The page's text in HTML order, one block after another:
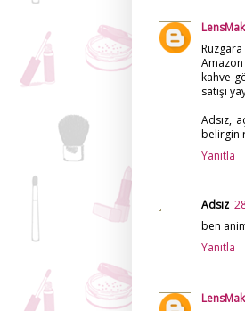
kahve
satışı
Adsız,
belirgin
Yanıtla
Adsız
ben
Yanıtla